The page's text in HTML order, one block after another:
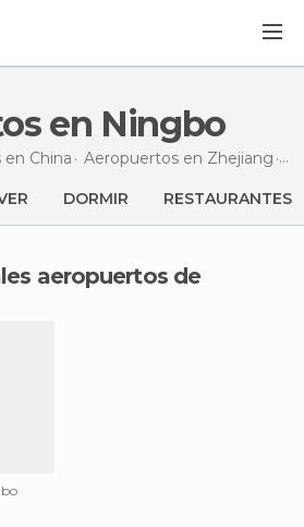
en Ningbo
en China Aeropuertos en Zhejiang
DORMIR RESTAURANTES